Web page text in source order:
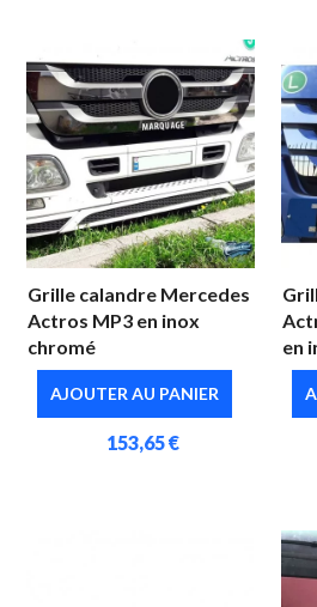
Grille calandre Mercedes
Actros MP3 en inox
chromé
AJOUTER AU PANIER
153,65 €
en